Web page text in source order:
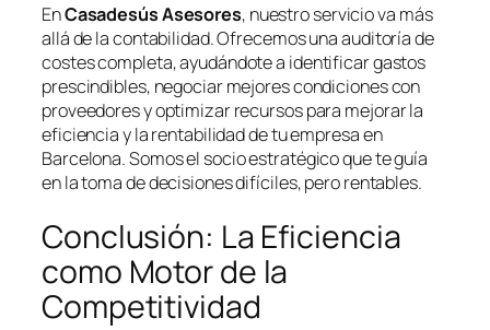
EnCasadesús Asesores, nuestro servicio va más
allá de la contabilidad. Ofrecemos una auditoría de
costes completa, ayudándote a identificar gastos
prescindibles, negociar mejores condiciones con
proveedores y optimizar recursos para mejorar la
eficiencia y la rentabilidad de tu empresa en
Barcelona. Somos el socio estratégico que te guía
en la toma de decisiones difíciles, pero rentables.
Conclusión: La Eficiencia
como Motor de la
Competitividad